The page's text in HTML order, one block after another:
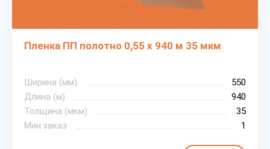
Пленка ПП полотно 0,55 х 940 м 35 мкм
Ширина (мм)
550
Длина (м)
940
Толщина (мкм)
35
Мин.заказ
1